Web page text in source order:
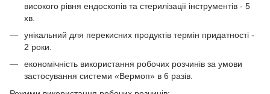
високого рівня ендоскопів та стерилізації інструментів - 5
хв.
унікальний для перекисних продуктів термін придатності -
2 роки.
економічність використання робочих розчинів за умови
застосування системи «Вермоп» в 6 разів.